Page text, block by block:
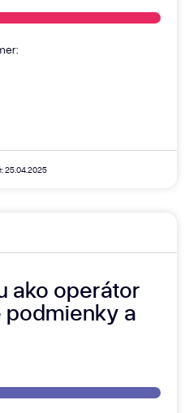
25.04.2025
ako operátor
a